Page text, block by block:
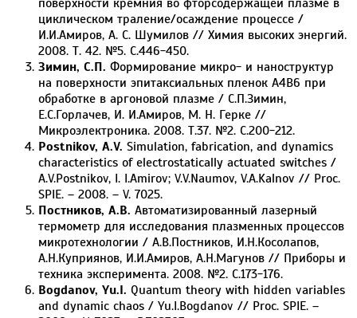
циклическом траление/осаждение процессе /
И.И.Амиров, А. С. Шумилов // Химия высоких энергий.
2008. Т. 42. №5. С.446-450.
Зимин, С.П. Формирование микро- и наноструктур
на поверхности эпитаксиальных пленок A4В6 при
обработке в аргоновой плазме / С.П.Зимин,
Е.С.Горлачев, И. И.Амиров, М. Н. Герке //
Микроэлектроника. 2008. Т.37. №2. С.200-212.
Postnikov, A.V. Simulation, fabrication, and dynamics
characteristics of electrostatically actuated switches /
A.V.Postnikov, I. I.Amirov; V.V.Naumov, V.A.Kalnov // Proc.
SPIE. – 2008. – V. 7025.
Постников, А.В. Автоматизированный лазерный
термометр для исследования плазменных процессов
микротехнологии / А.В.Постников, И.Н.Косолапов,
А.Н.Куприянов, И.И.Амиров, А.Н.Магунов // Приборы и
техника эксперимента. 2008. №2. С.173-176.
Bogdanov, Yu.I. Quantum theory with hidden variables
and dynamic chaos / Yu.I.Bogdanov // Proc. SPIE. –